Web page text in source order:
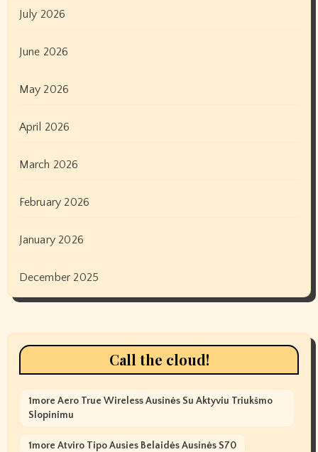
July 2026
June 2026
May 2026
April 2026
March 2026
February 2026
January 2026
December 2025
Call the cloud!
1more Aero True Wireless Ausinės Su Aktyviu Triukšmo
Slopinimu
1more Atviro Tipo Ausies Belaidės Ausinės S70